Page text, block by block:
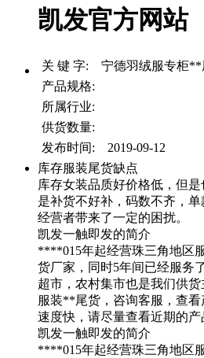
凯发官方网站
关 键 字: 宁德羽绒服专柜**
产品规格:
所属行业:
供货数量:
发布时间: 2019-09-12
库存服装尾货缺点
库存女装品质好价格低，但
是补货不好补，码数不齐，
经营者带来了一定的困扰。
凯发一触即发的简介
****015年起经营珠三角地区
货厂家，同时5年间已经服务
超市，农村集市也是我们供
服装**尾货，咨询客服，查
速度快，请尽量查看近期的产
凯发一触即发的简介
****015年起经营珠三角地区